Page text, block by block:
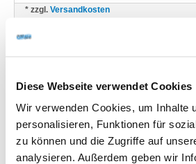
Diese Webseite verwendet Cookies
Wir verwenden Cookies, um Inhalte
personalisieren, Funktionen für
zu können und die Zugriffe auf
analysieren. Außerdem geben wir
* zzgl. Versandkosten
Produktbeschreibung